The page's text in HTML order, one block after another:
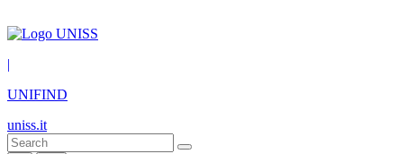
|
UNIFIND
uniss.it